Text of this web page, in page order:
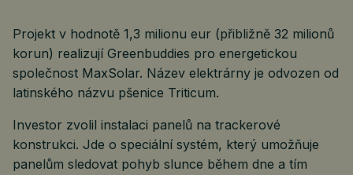
Projekt v hodnotě 1,3 milionu eur (přibližně 32 milionů
korun) realizují Greenbuddies pro energetickou
společnost MaxSolar. Název elektrárny je odvozen od
latinského názvu pšenice Triticum.
Investor zvolil instalaci panelů na trackerové
konstrukci. Jde o speciální systém, který umožňuje
panelům sledovat pohyb slunce během dne a tím